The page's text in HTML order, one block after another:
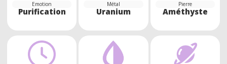
Emotion
Purification
Métal
Uranium
Pierre
Améthyste